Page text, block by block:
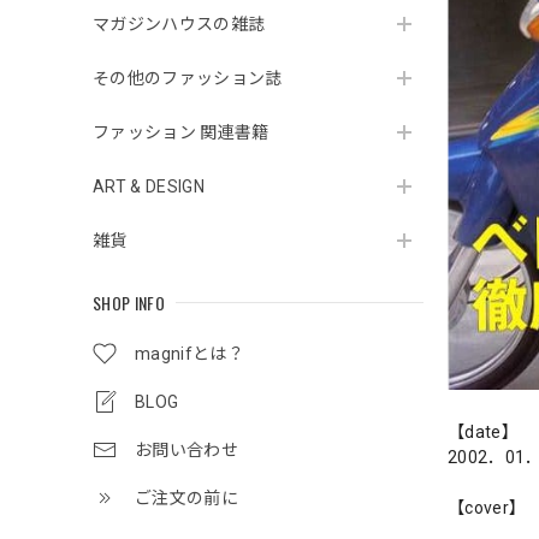
マガジンハウスの雑誌
その他のファッション誌
ファッション 関連書籍
ART & DESIGN
雑貨
SHOP INFO
magnifとは？
BLOG
お問い合わせ
ご注文の前に
【date】
2002．01
【cover】